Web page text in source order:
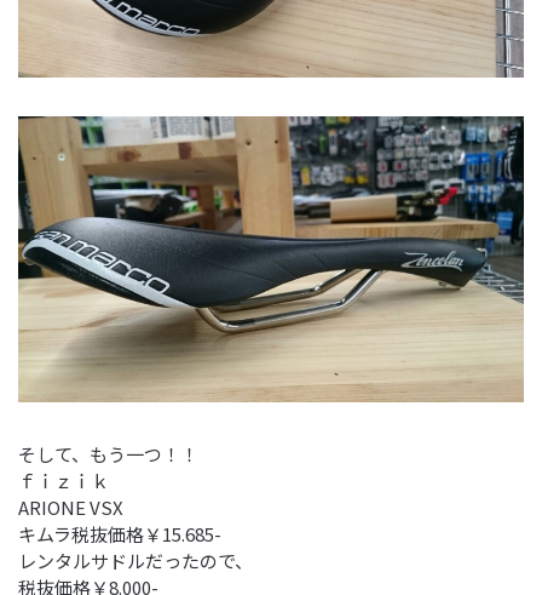
そして、もう一つ！！
ｆｉｚｉｋ
ARIONE VSX
キムラ税抜価格￥15.685-
レンタルサドルだったので、
税抜価格￥8.000-